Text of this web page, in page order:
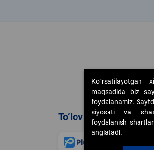
To‘lov usullari
Ko`rsatilayotgan
maqsadida biz
foydalanamiz.
siyosati va
foydalanish
anglatadi.